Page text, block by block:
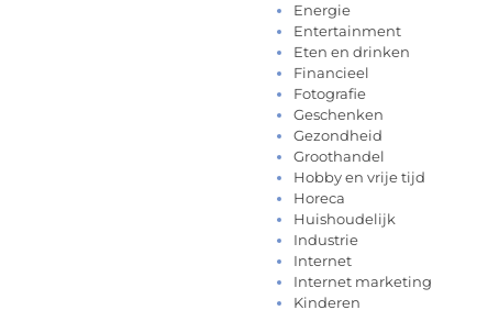
Energie
Entertainment
Eten en drinken
Financieel
Fotografie
Geschenken
Gezondheid
Groothandel
Hobby en vrije tijd
Horeca
Huishoudelijk
Industrie
Internet
Internet marketing
Kinderen